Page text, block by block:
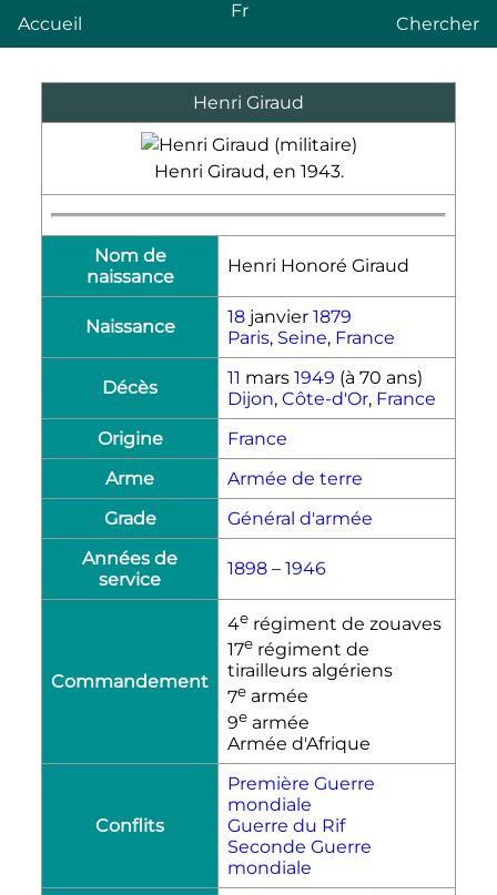
Accueil
Fr
Chercher
Henri Giraud
Henri Giraud, en 1943.
Nom de
naissance
Henri Honoré Giraud
Naissance 18 janvier 1879
Paris, Seine, France
Décès 11 mars 1949 (à 70 ans)
Dijon, Côte-d'Or, France
Origine
France
Arme
Armée de terre
Grade
Général d'armée
Années de
service
1898 – 1946
Commandement
4e régiment de zouaves
17e régiment de
tirailleurs algériens
7e armée
9e armée
Armée d'Afrique
Conflits
Première Guerre
mondiale
Guerre du Rif
Seconde Guerre
mondiale